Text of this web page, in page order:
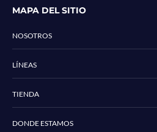
MAPA DEL SITIO
NOSOTROS
LÍNEAS
TIENDA
DONDE ESTAMOS